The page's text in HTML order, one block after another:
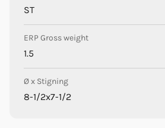
ST
ERP Gross weight
1.5
Ø x Stigning
8-1/2x7-1/2